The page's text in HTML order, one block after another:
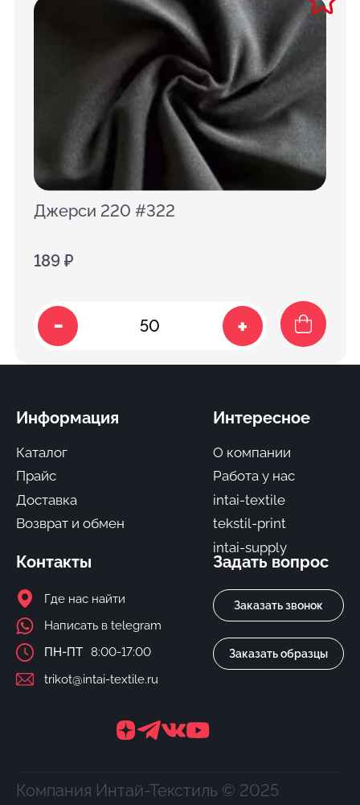
Джерси 220 #322
189 ₽
- +
Информация
Каталог
Прайс
Доставка
Возврат и обмен
Интересное
О компании
Работа у нас
intai-textile
tekstil-print
intai-supply
Контакты
Где нас найти
Написать в telegram
ПН-ПТ
8:00-17:00
trikot@intai-textile.ru
Задать вопрос
Заказать звонок
Заказать образцы
Компания Интай-Текстиль © 2025